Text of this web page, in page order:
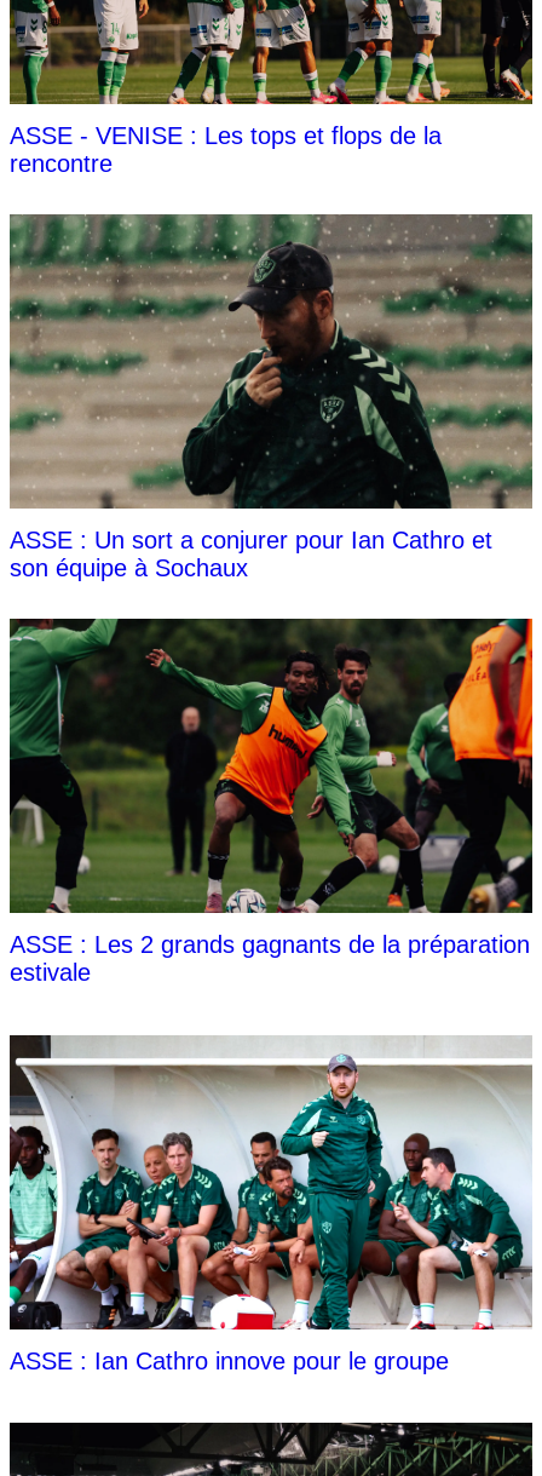
ASSE - VENISE : Les tops et flops de la
rencontre
ASSE : Un sort a conjurer pour Ian Cathro et
son équipe à Sochaux
ASSE : Les 2 grands gagnants de la préparation
estivale
ASSE : Ian Cathro innove pour le groupe